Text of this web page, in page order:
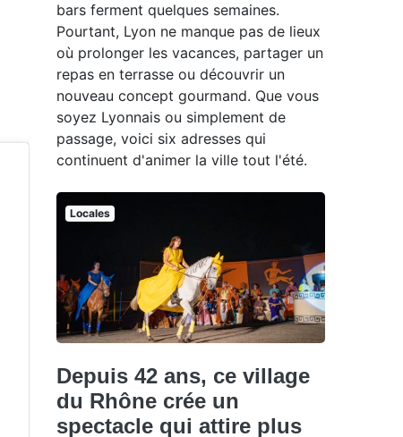
bars ferment quelques semaines.
Pourtant, Lyon ne manque pas de lieux
où prolonger les vacances, partager un
repas en terrasse ou découvrir un
nouveau concept gourmand. Que vous
soyez Lyonnais ou simplement de
passage, voici six adresses qui
continuent d'animer la ville tout l'été.
Locales
Depuis 42 ans, ce village
du Rhône crée un
spectacle qui attire plus